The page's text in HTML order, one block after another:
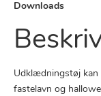
Downloads
Udklædningstøj kan
fastelavn og